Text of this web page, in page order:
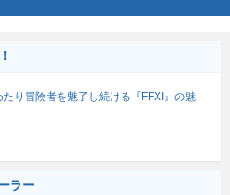
り冒険者を魅了し続ける『FFXI』の魅
ラー